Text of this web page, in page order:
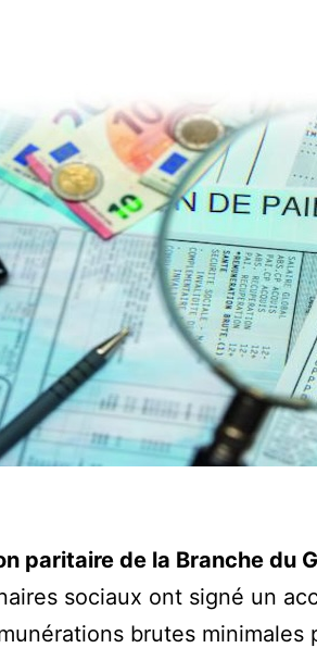
paritaire de la Branche du
sociaux ont signé un
brutes minimales